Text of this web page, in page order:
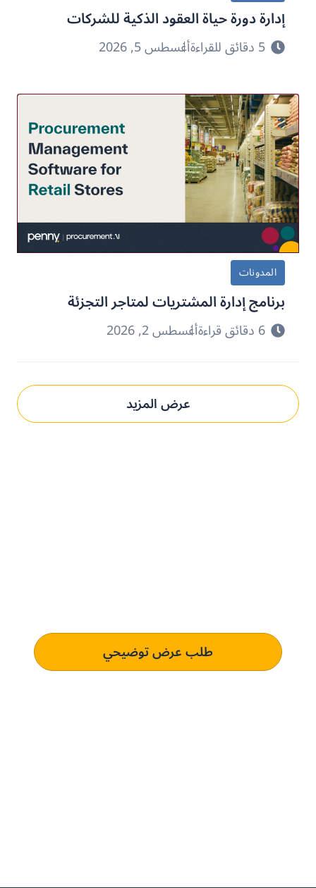
إدارة دورة حياة العقود الذكية للشركات
5 دقائق للقراءة أغسطس 5, 2026
المدونات
برنامج إدارة المشتريات لمتاجر التجزئة
6 دقائق قراءة أغسطس 2, 2026
عرض المزيد
طلب عرض توضيحي